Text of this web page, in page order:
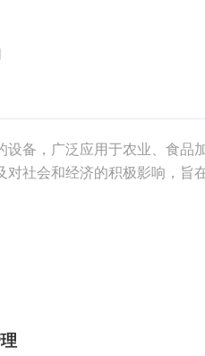
备，广泛应用于农业、食品
社会和经济的积极影响，旨